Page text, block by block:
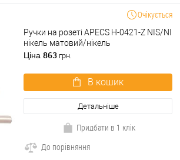
Очікується
Ручки на розеті APECS H-0421-Z NIS/NI
нікель матовий/нікель
Ціна 863 грн.
В кошик
Детальніше
Придбати в 1 клік
До порівняння